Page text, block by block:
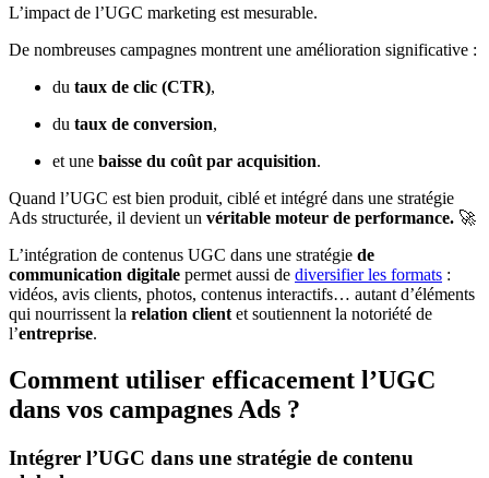
L’impact de l’UGC marketing est mesurable.
De nombreuses campagnes montrent une amélioration significative :
du taux de clic (CTR),
du taux de conversion,
et une baisse du coût par acquisition.
Quand l’UGC est bien produit, ciblé et intégré dans une stratégie
Ads structurée, il devient un véritable moteur de performance. 🚀
L’intégration de contenus UGC dans une stratégie de
communication digitale permet aussi de diversifier les formats :
vidéos, avis clients, photos, contenus interactifs… autant d’éléments
qui nourrissent la relation client et soutiennent la notoriété de
l’entreprise.
Comment utiliser efficacement l’UGC
dans vos campagnes Ads ?
Intégrer l’UGC dans une stratégie de contenu